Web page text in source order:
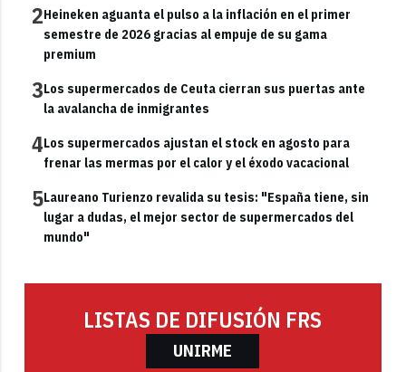
2Heineken aguanta el pulso a la inflación en el primer
semestre de 2026 gracias al empuje de su gama
premium
3Los supermercados de Ceuta cierran sus puertas ante
la avalancha de inmigrantes
4Los supermercados ajustan el stock en agosto para
frenar las mermas por el calor y el éxodo vacacional
5Laureano Turienzo revalida su tesis: "España tiene, sin
lugar a dudas, el mejor sector de supermercados del
mundo"
LISTAS DE DIFUSIÓN FRS
UNIRME